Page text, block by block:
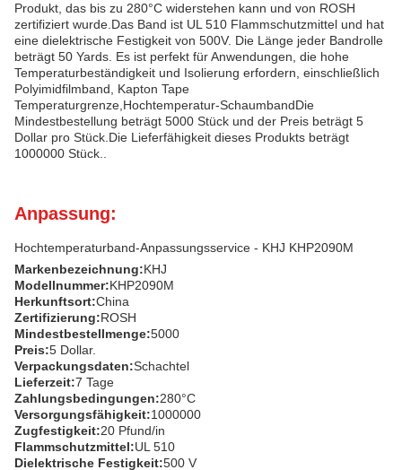
Produkt, das bis zu 280°C widerstehen kann und von ROSH
zertifiziert wurde.Das Band ist UL 510 Flammschutzmittel und hat
eine dielektrische Festigkeit von 500V. Die Länge jeder Bandrolle
beträgt 50 Yards. Es ist perfekt für Anwendungen, die hohe
Temperaturbeständigkeit und Isolierung erfordern, einschließlich
Polyimidfilmband, Kapton Tape
Temperaturgrenze,Hochtemperatur-SchaumbandDie
Mindestbestellung beträgt 5000 Stück und der Preis beträgt 5
Dollar pro Stück.Die Lieferfähigkeit dieses Produkts beträgt
1000000 Stück..
Anpassung:
Hochtemperaturband-Anpassungsservice - KHJ KHP2090M
Markenbezeichnung:KHJ
Modellnummer:KHP2090M
Herkunftsort:China
Zertifizierung:ROSH
Mindestbestellmenge:5000
Preis:5 Dollar.
Verpackungsdaten:Schachtel
Lieferzeit:7 Tage
Zahlungsbedingungen:280°C
Versorgungsfähigkeit:1000000
Zugfestigkeit:20 Pfund/in
Flammschutzmittel:UL 510
Dielektrische Festigkeit:500 V